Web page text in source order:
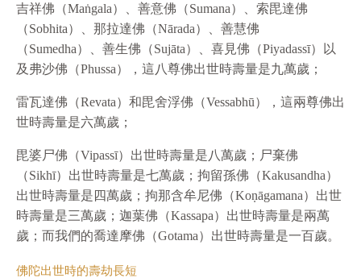
吉祥佛（Maṅgala）、善意佛（Sumana）、索毘達佛
（Sobhita）、那拉達佛（Nārada）、善慧佛
（Sumedha）、善生佛（Sujāta）、喜見佛（Piyadassī）以
及弗沙佛（Phussa），這八尊佛出世時壽量是九萬歲；
雷瓦達佛（Revata）和毘舍浮佛（Vessabhū），這兩尊佛出
世時壽量是六萬歲；
毘婆尸佛（Vipassī）出世時壽量是八萬歲；尸棄佛
（Sikhī）出世時壽量是七萬歲；拘留孫佛（Kakusandha）
出世時壽量是四萬歲；拘那含牟尼佛（Koṇāgamana）出世
時壽量是三萬歲；迦葉佛（Kassapa）出世時壽量是兩萬
歲；而我們的喬達摩佛（Gotama）出世時壽量是一百歲。
佛陀出世時的壽劫長短